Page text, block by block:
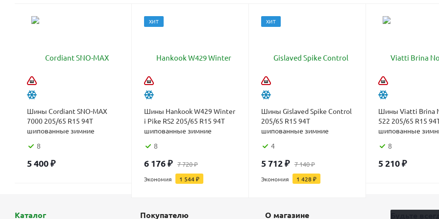
Шины Cordiant SNO-MAX
7000 205/65 R15 94T
шипованные зимние
8
5 400₽
ХИТ
Шины Hankook W429 Winter
i Pike RS2 205/65 R15 94T
шипованные зимние
8
6 176₽ 7 720₽
Экономия 1 544₽
ХИТ
Шины Gislaved Spike Control
205/65 R15 94T
шипованные зимние
4
5 712₽ 7 140₽
Экономия 1 428 ₽
Шины Viatti Brina
522 205/65 R15
шипованные
8
5 210₽
Каталог Покупателю О магазине